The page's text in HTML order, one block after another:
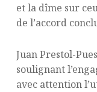
et la dîme sur
de l’accord
Juan Prestol-
soulignant
avec attention